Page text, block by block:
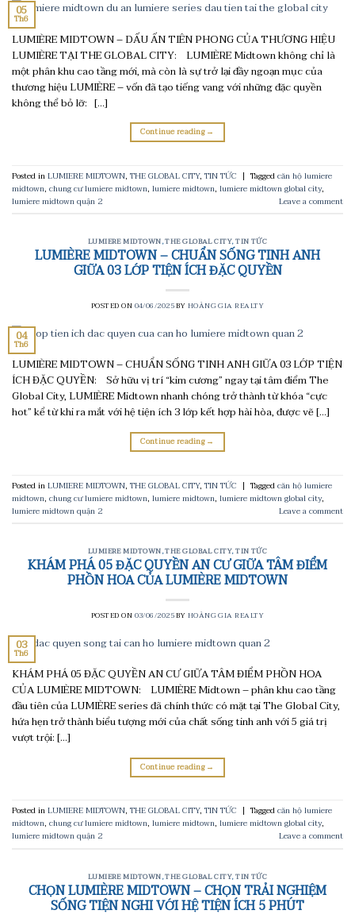
05
Th6
LUMIÈRE MIDTOWN – DẤU ẤN TIÊN PHONG CỦA THƯƠNG HIỆU
LUMIÈRE TẠI THE GLOBAL CITY: LUMIÈRE Midtown không chỉ là
một phân khu cao tầng mới, mà còn là sự trở lại đầy ngoạn mục của
thương hiệu LUMIÈRE – vốn đã tạo tiếng vang với những đặc quyền
không thể bỏ lỡ: […]
Continue reading→
Posted inLUMIERE MIDTOWN, THE GLOBAL CITY, TIN TỨC | Taggedcăn hộ lumiere
midtown, chung cư lumiere midtown, lumiere midtown, lumiere midtown global city,
lumiere midtown quận 2
Leave a comment
LUMIERE MIDTOWN,THE GLOBAL CITY,TIN TỨC
LUMIÈRE MIDTOWN – CHUẨN SỐNG TINH ANH
GIỮA 03 LỚP TIỆN ÍCH ĐẶC QUYỀN
POSTED ON04/06/2025BYHOÀNG GIA REALTY
04
Th6
LUMIÈRE MIDTOWN – CHUẨN SỐNG TINH ANH GIỮA 03 LỚP TIỆN
ÍCH ĐẶC QUYỀN: Sở hữu vị trí “kim cương” ngay tại tâm điểm The
Global City, LUMIÈRE Midtown nhanh chóng trở thành từ khóa “cực
hot” kể từ khi ra mắt với hệ tiện ích 3 lớp kết hợp hài hòa, được vẽ […]
Continue reading→
Posted inLUMIERE MIDTOWN, THE GLOBAL CITY, TIN TỨC | Taggedcăn hộ lumiere
midtown, chung cư lumiere midtown, lumiere midtown, lumiere midtown global city,
lumiere midtown quận 2
Leave a comment
LUMIERE MIDTOWN,THE GLOBAL CITY,TIN TỨC
KHÁM PHÁ 05 ĐẶC QUYỀN AN CƯ GIỮA TÂM ĐIỂM
PHỒN HOA CỦA LUMIÈRE MIDTOWN
POSTED ON03/06/2025BYHOÀNG GIA REALTY
03
Th6
KHÁM PHÁ 05 ĐẶC QUYỀN AN CƯ GIỮA TÂM ĐIỂM PHỒN HOA
CỦA LUMIÈRE MIDTOWN: LUMIÈRE Midtown – phân khu cao tầng
đầu tiên của LUMIÈRE series đã chính thức có mặt tại The Global City,
hứa hẹn trở thành biểu tượng mới của chất sống tinh anh với 5 giá trị
vượt trội: […]
Continue reading→
Posted inLUMIERE MIDTOWN, THE GLOBAL CITY, TIN TỨC | Taggedcăn hộ lumiere
midtown, chung cư lumiere midtown, lumiere midtown, lumiere midtown global city,
lumiere midtown quận 2
Leave a comment
LUMIERE MIDTOWN,THE GLOBAL CITY,TIN TỨC
CHỌN LUMIÈRE MIDTOWN – CHỌN TRẢI NGHIỆM
SỐNG TIỆN NGHI VỚI HỆ TIỆN ÍCH 5 PHÚT